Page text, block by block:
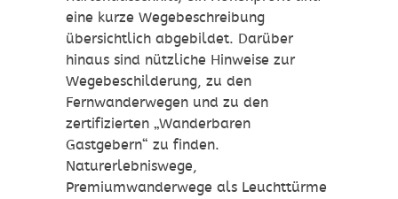
eine kurze Wegebeschreibung
übersichtlich abgebildet. Darüber
hinaus sind nützliche Hinweise zur
Wegebeschilderung, zu den
Fernwanderwegen und zu den
zertifizierten „Wanderbaren
Gastgebern“ zu finden.
Naturerlebniswege,
Premiumwanderwege als Leuchttürme